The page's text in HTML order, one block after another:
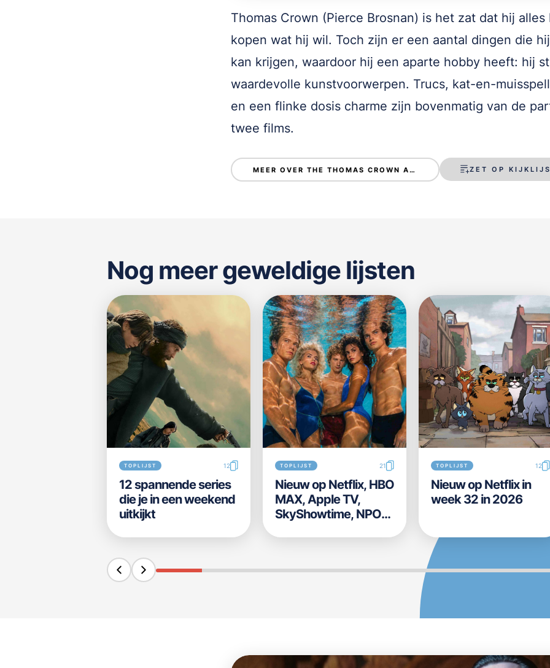
Thomas Crown (Pierce Brosnan) is het zat dat hij alles
kopen wat hij wil. Toch zijn er een aantal dingen die
kan krijgen, waardoor hij een aparte hobby heeft: hij
waardevolle kunstvoorwerpen. Trucs, kat-en-
en een flinke dosis charme zijn bovenmatig van de
twee films.
MEER OVER THE THOMAS CROWN AFFAIR ZET OP
Nog meer geweldige lijsten
TOPLIJST 12
12 spannende series
die je in een weekend
uitkijkt
TOPLIJST 21
Nieuw op Netflix, HBO
MAX, Apple TV,
SkyShowtime, NPO
2026
TOPLIJST 12
Nieuw op Netflix in
week 32 in 2026